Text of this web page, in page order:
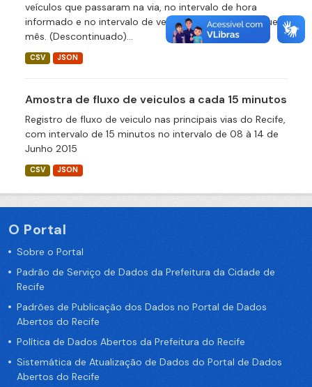
veículos que passaram na via, no intervalo de hora
informado e no intervalo de velocidade definido naquele
mês. (Descontinuado)...
CSV JSON
Amostra de fluxo de veiculos a cada 15 minutos
Registro de fluxo de veiculo nas principais vias do Recife,
com intervalo de 15 minutos no intervalo de 08 à 14 de
Junho 2015
CSV JSON
O Portal
Sobre o Portal
Padrão de Serviço de Dados da Prefeitura da Cidade de
Recife
Padrões de Publicação dos Dados no Portal de Dados
Abertos do Recife
Política de Dados Abertos da Prefeitura do Recife
Sistemática de Atualização de Dados do Portal de Dados
Abertos do Recife